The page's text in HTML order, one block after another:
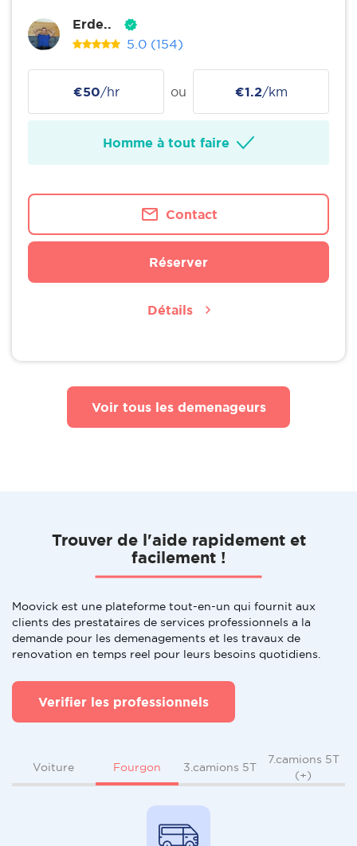
Erde..
5.0 (154)
€50/hr ou €1.2/km
Homme à tout faire
Contact
Réserver
Détails
Voir tous les demenageurs
Trouver de l'aide rapidement et
facilement !
Moovick est une plateforme tout-en-un qui fournit aux
clients des prestataires de services professionnels a la
demande pour les demenagements et les travaux de
renovation en temps reel pour leurs besoins quotidiens.
Verifier les professionnels
Voiture Fourgon 3.camions 5T
7.camions 5T
(+)